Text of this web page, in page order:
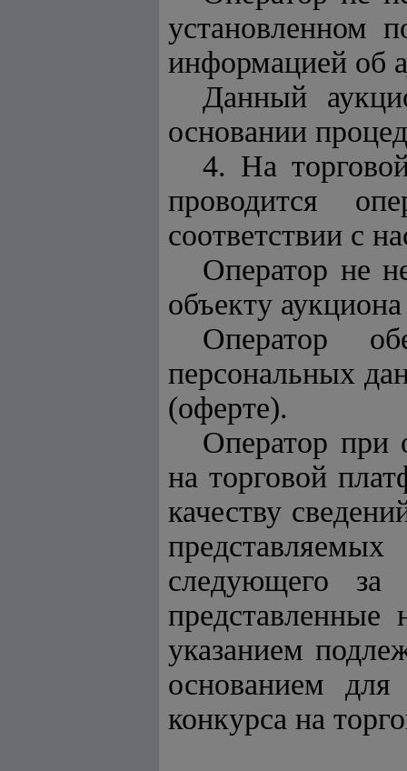
установленном
информацией об
Данный
основании
4. На
проводится
соответствии с
Оператор не
объекту
Оператор
персональных
(оферте).
Оператор при
на торговой
качеству
следующего за
указанием
основанием
конкурса на